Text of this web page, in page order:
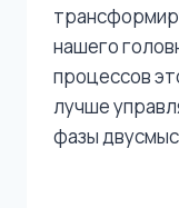
нашего
процессов
лучше
фазы